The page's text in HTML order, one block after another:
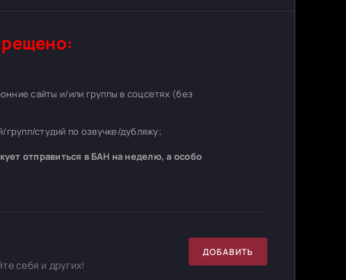
сайты и/или группы в соцсетях (без
студий по озвучке/дубляжу;
отправиться в БАН на неделю, а особо
себя и других!
ДОБАВИТЬ